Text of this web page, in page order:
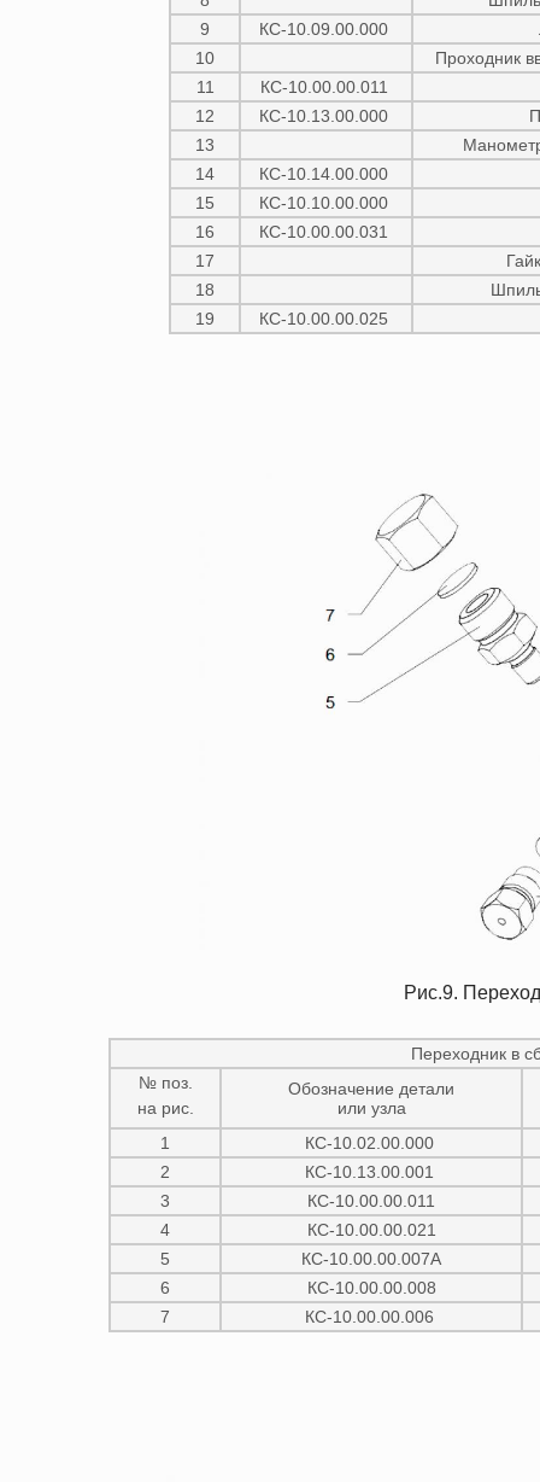
9
КС-10.09.00.000
10
Проходник
11
КС-10.00.00.011
12
КС-10.13.00.000
13
14
КС-10.14.00.000
15
КС-10.10.00.000
16
КС-10.00.00.031
17
18
19
КС-10.00.00.025
Рис.9.
Переходник в
№ поз.
на рис.
Обозначение детали
или узла
1
КС-10.02.00.000
2
КС-10.13.00.001
3
КС-10.00.00.011
4
КС-10.00.00.021
5
КС-10.00.00.007А
6
КС-10.00.00.008
7
КС-10.00.00.006